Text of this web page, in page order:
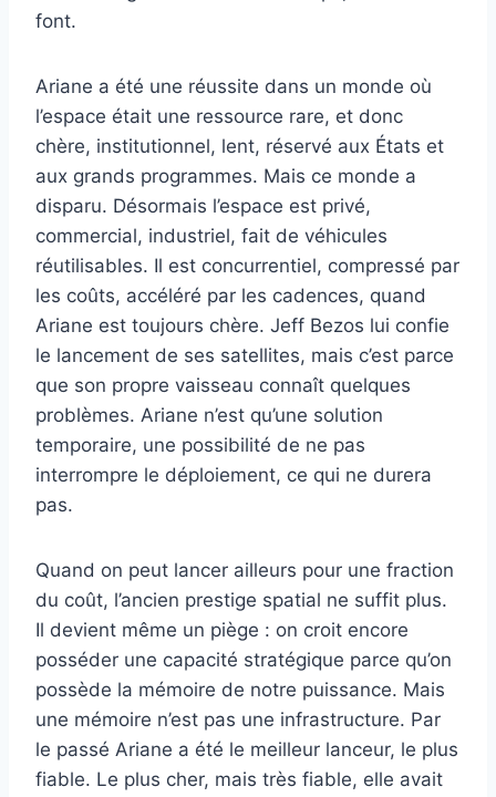
font.
Ariane a été une réussite dans un monde où
l’espace était une ressource rare, et donc
chère, institutionnel, lent, réservé aux États et
aux grands programmes. Mais ce monde a
disparu. Désormais l’espace est privé,
commercial, industriel, fait de véhicules
réutilisables. Il est concurrentiel, compressé par
les coûts, accéléré par les cadences, quand
Ariane est toujours chère. Jeff Bezos lui confie
le lancement de ses satellites, mais c’est parce
que son propre vaisseau connaît quelques
problèmes. Ariane n’est qu’une solution
temporaire, une possibilité de ne pas
interrompre le déploiement, ce qui ne durera
pas.
Quand on peut lancer ailleurs pour une fraction
du coût, l’ancien prestige spatial ne suffit plus.
Il devient même un piège : on croit encore
posséder une capacité stratégique parce qu’on
possède la mémoire de notre puissance. Mais
une mémoire n’est pas une infrastructure. Par
le passé Ariane a été le meilleur lanceur, le plus
fiable. Le plus cher, mais très fiable, elle avait